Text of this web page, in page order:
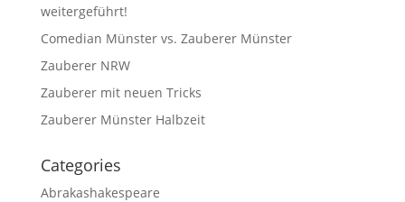
weitergeführt!
Comedian Münster vs. Zauberer Münster
Zauberer NRW
Zauberer mit neuen Tricks
Zauberer Münster Halbzeit
Categories
Abrakashakespeare